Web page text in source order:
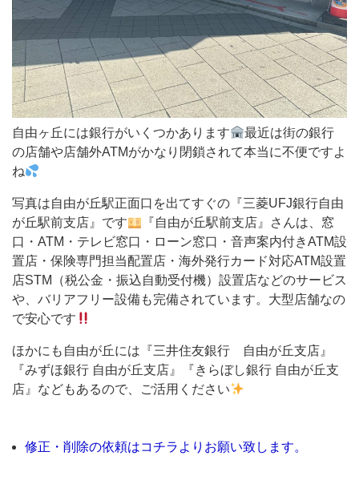
ま
最
近
は
街
の
銀
行
の
店
舗
や
店
舗
外
が
自由ヶ丘には銀行がいくつかあります
最近は街の銀行
の店舗や店舗外ATMがかなり閉鎖されて本当に不便ですよ
ね
写真は自由が丘駅正面口を出てすぐの『三菱UFJ銀行自由
が丘駅前支店』です
『自由が丘駅前支店』さんは、窓
口・ATM・テレビ窓口・ローン窓口・音声案内付きATM設
置店・保険専門担当配置店・海外発行カード対応ATM設置
店STM（税公金・振込自動受付機）設置店などのサービス
や、バリアフリー設備も完備されています。大型店舗なの
で安心です
ほかにも自由が丘には『三井住友銀行 自由が丘支店』
『みずほ銀行 自由が丘支店』『きらぼし銀行 自由が丘支
店』などもあるので、ご活用ください
修正・削除の依頼はコチラよりお願い致します。